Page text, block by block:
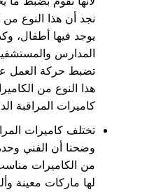
نجد أن هذا النوع من
يوجد فيها أطفال،
المدارس
تضبط حركة العمل
هذا النوع من
كاميرات المراقبة
تختلف كاميرات
وضحنا أن الفني
من الكاميرات
لها ماركات معينة